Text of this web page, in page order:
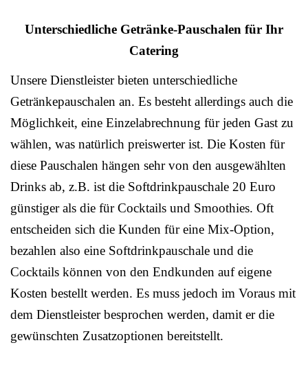
Unterschiedliche Getränke-Pauschalen für Ihr
Catering
Unsere Dienstleister bieten unterschiedliche
Getränkepauschalen an. Es besteht allerdings auch die
Möglichkeit, eine Einzelabrechnung für jeden Gast zu
wählen, was natürlich preiswerter ist. Die Kosten für
diese Pauschalen hängen sehr von den ausgewählten
Drinks ab, z.B. ist die Softdrinkpauschale 20 Euro
günstiger als die für Cocktails und Smoothies. Oft
entscheiden sich die Kunden für eine Mix-Option,
bezahlen also eine Softdrinkpauschale und die
Cocktails können von den Endkunden auf eigene
Kosten bestellt werden. Es muss jedoch im Voraus mit
dem Dienstleister besprochen werden, damit er die
gewünschten Zusatzoptionen bereitstellt.